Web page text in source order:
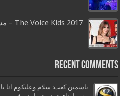
The Voice Kids 2017 – مشاركات فريق كاظم الساهر
Recent Comments
ياسمين كعب: سلام وعليكوم انا